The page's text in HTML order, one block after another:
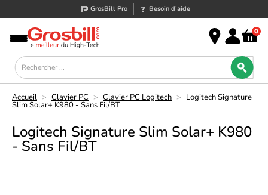
GrosBill Pro Besoin d’aide
0
Accueil > Clavier PC > Clavier PC Logitech > Logitech Signature
Slim Solar+ K980 - Sans Fil/BT
Logitech Signature Slim Solar+ K980
- Sans Fil/BT